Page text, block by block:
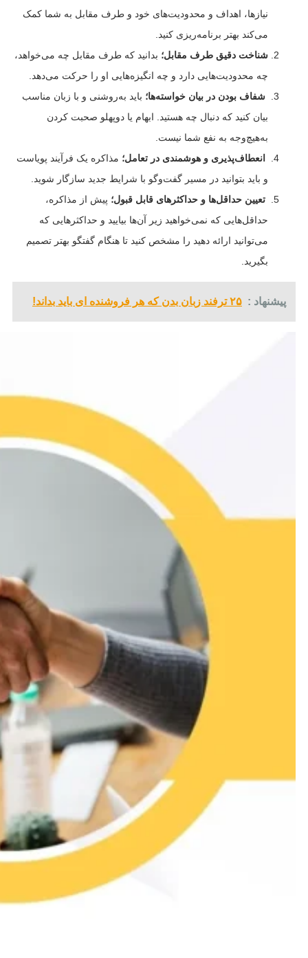
نیازها، اهداف و محدودیت‌های خود و طرف مقابل به شما کمک
می‌کند بهتر برنامه‌ریزی کنید.
شناخت دقیق طرف مقابل؛ بدانید که طرف مقابل چه می‌خواهد،
چه محدودیت‌هایی دارد و چه انگیزه‌هایی او را حرکت می‌دهد.
شفاف بودن در بیان خواسته‌ها؛ باید به‌روشنی و با زبان مناسب
بیان کنید که دنبال چه هستید. ابهام یا دوپهلو صحبت کردن
به‌هیچ‌وجه به نفع شما نیست.
انعطاف‌پذیری و هوشمندی در تعامل؛ مذاکره یک فرآیند پویاست
و باید بتوانید در مسیر گفت‌وگو با شرایط جدید سازگار شوید.
تعیین حداقل‌ها و حداکثرهای قابل قبول؛ پیش از مذاکره،
حداقل‌هایی که نمی‌خواهید زیر آن‌ها بیایید و حداکثرهایی که
می‌توانید ارائه دهید را مشخص کنید تا هنگام گفتگو بهتر تصمیم
بگیرید.
پیشنهاد : ۲۵ ترفند زبان بدن که هر فروشنده ای باید بداند!